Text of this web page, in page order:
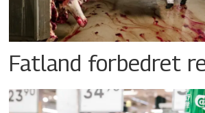
Fatland forbedret